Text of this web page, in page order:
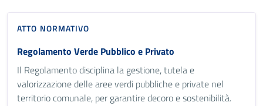
ATTO NORMATIVO
Regolamento Verde Pubblico e Privato
Il Regolamento disciplina la gestione, tutela e
valorizzazione delle aree verdi pubbliche e private nel
territorio comunale, per garantire decoro e sostenibilità.